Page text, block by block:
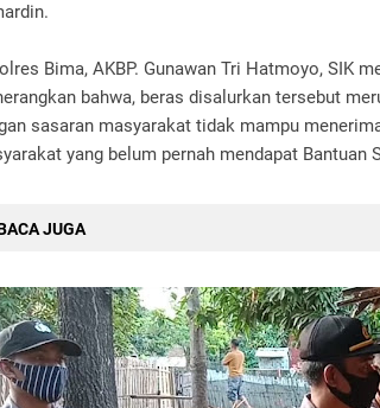
Bima, AKBP. Gunawan Tri Hatmoyo, SIK
bahwa, beras disalurkan tersebut
sasaran masyarakat tidak mampu
yang belum pernah mendapat Bantuan
JUGA